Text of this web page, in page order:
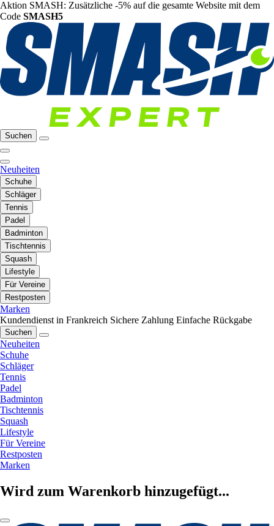
Aktion SMASH: Zusätzliche -5% auf die gesamte Website mit dem
Code SMASH5
Suchen
Neuheiten
Schuhe
Schläger
Tennis
Padel
Badminton
Tischtennis
Squash
Lifestyle
Für Vereine
Restposten
Marken
Kundendienst in Frankreich Sichere Zahlung Einfache Rückgabe
Suchen
Neuheiten
Schuhe
Schläger
Tennis
Padel
Badminton
Tischtennis
Squash
Lifestyle
Für Vereine
Restposten
Marken
Wird zum Warenkorb hinzugefügt...